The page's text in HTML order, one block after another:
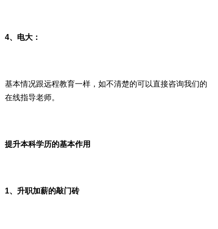
4、电大：
基本情况跟远程教育一样，如不清楚的可以直接咨询我们的
在线指导老师。
提升本科学历的基本作用
1、升职加薪的敲门砖